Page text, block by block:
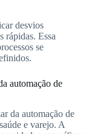
desvios
rápidas. Essa
se
automação de
da automação de
e varejo. A